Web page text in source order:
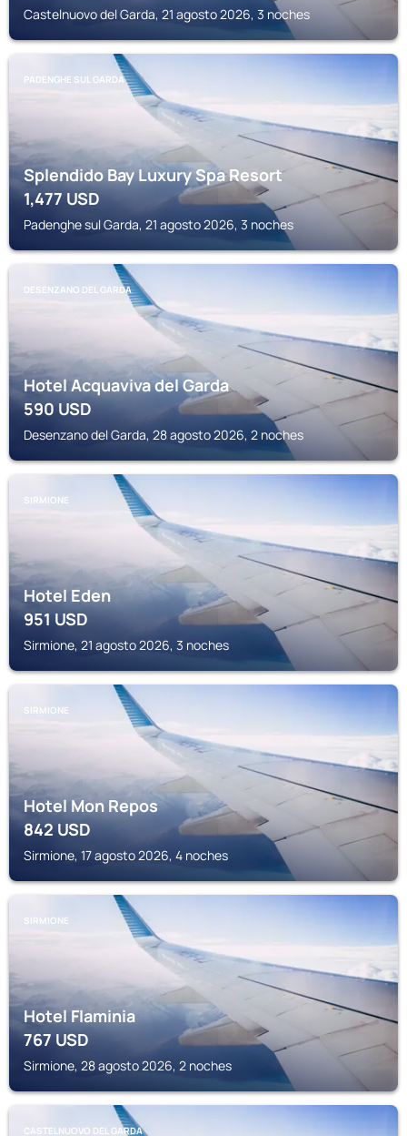
Castelnuovo del Garda, 21 agosto 2026, 3 noches
PADENGHE SUL GARDA
Splendido Bay Luxury Spa Resort
1,477 USD
Padenghe sul Garda, 21 agosto 2026, 3 noches
DESENZANO DEL GARDA
Hotel Acquaviva del Garda
590USD
Desenzano del Garda, 28 agosto 2026, 2 noches
SIRMIONE
Hotel Eden
951USD
Sirmione, 21 agosto 2026, 3 noches
SIRMIONE
Hotel Mon Repos
842USD
Sirmione, 17 agosto 2026, 4 noches
SIRMIONE
Hotel Flaminia
767USD
Sirmione, 28 agosto 2026, 2 noches
CASTELNUOVO DEL GARDA